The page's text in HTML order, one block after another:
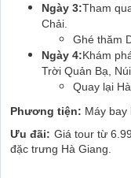
Ngày 3:Tham
Chải.
Ghé thăm
Ngày 4:Khám
Trời Quản Bạ,
Quay lại
Phương tiện: Máy bay
Ưu đãi: Giá tour từ
đặc trưng Hà Giang.